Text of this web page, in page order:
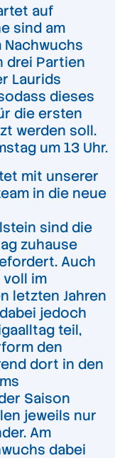
auf
sind am
drei Partien
Laurids
dieses
die ersten
werden soll.
um 13 Uhr.
mit unserer
in die neue
sind die
zuhause
Auch
im
letzten Jahren
jedoch
teil,
den
dort in den
Saison
jeweils nur
Am
dabei